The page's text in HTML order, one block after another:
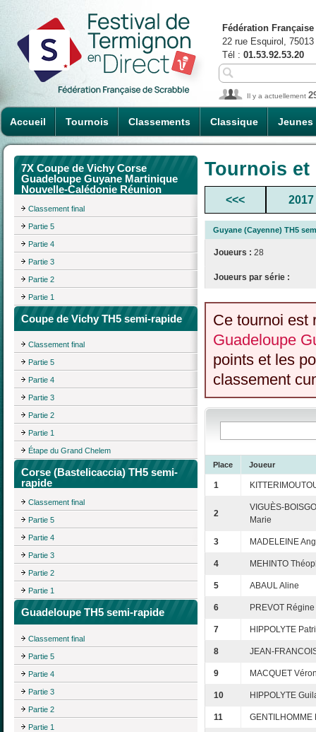
Accueil Tournois Classements Classique Jeunes
Fédération
22 rue Esquirol,
Tél : 01.53.92.53.20
Il y a actuellement
7X Coupe de Vichy Corse
Guadeloupe Guyane Martinique
Nouvelle-Calédonie Réunion
Classement final
Partie 5
Partie 4
Partie 3
Partie 2
Partie 1
Coupe de Vichy TH5 semi-rapide
Classement final
Partie 5
Partie 4
Partie 3
Partie 2
Partie 1
Étape du Grand Chelem
Corse (Bastelicaccia) TH5 semi-
rapide
Classement final
Partie 5
Partie 4
Partie 3
Partie 2
Partie 1
Guadeloupe TH5 semi-rapide
Classement final
Partie 5
Partie 4
Partie 3
Partie 2
Partie 1
Tournois
<<< 2017
Guyane (Cayenne) TH5
Joueurs : 28
Joueurs par série :
Ce tournoi est
Guadeloupe
points et les
classement
Place Joueur
1
2
VIGUÈS-
Marie
3 MADELEINE
4 MEHINTO
5 ABAUL Aline
6 PREVOT Régine
7 HIPPOLYTE
8 JEAN-
9 MACQUET
10 HIPPOLYTE
11 GENTILHOMME